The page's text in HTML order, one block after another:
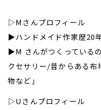
▷Mさんプロフィール
▶ハンドメイド作家歴20
▶M さんがつくっている
クセサリー/昔からある布
物など」
▷Uさんプロフィール